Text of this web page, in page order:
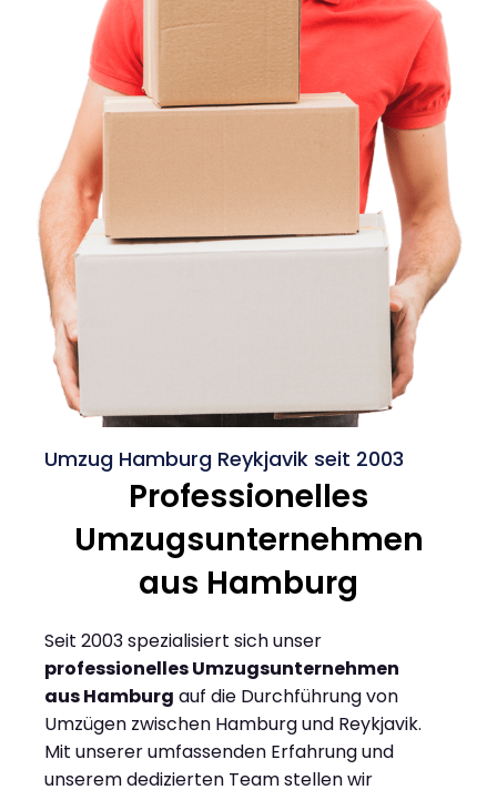
Umzug Hamburg Reykjavik seit 2003
Professionelles
Umzugsunternehmen
aus Hamburg
Seit 2003 spezialisiert sich unser
professionelles Umzugsunternehmen
aus Hamburg auf die Durchführung von
Umzügen zwischen Hamburg und Reykjavik.
Mit unserer umfassenden Erfahrung und
unserem dedizierten Team stellen wir